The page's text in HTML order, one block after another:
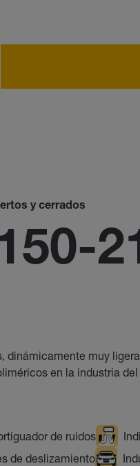
y cerrados
dinámicamente muy
en la industria
de ruidos
de deslizamiento